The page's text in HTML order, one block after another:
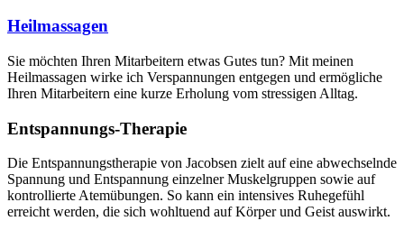
Heilmassagen
Sie möchten Ihren Mitarbeitern etwas Gutes tun? Mit meinen
Heilmassagen wirke ich Verspannungen entgegen und ermögliche
Ihren Mitarbeitern eine kurze Erholung vom stressigen Alltag.
Entspannungs-Therapie
Die Entspannungstherapie von Jacobsen zielt auf eine abwechselnde
Spannung und Entspannung einzelner Muskelgruppen sowie auf
kontrollierte Atemübungen. So kann ein intensives Ruhegefühl
erreicht werden, die sich wohltuend auf Körper und Geist auswirkt.